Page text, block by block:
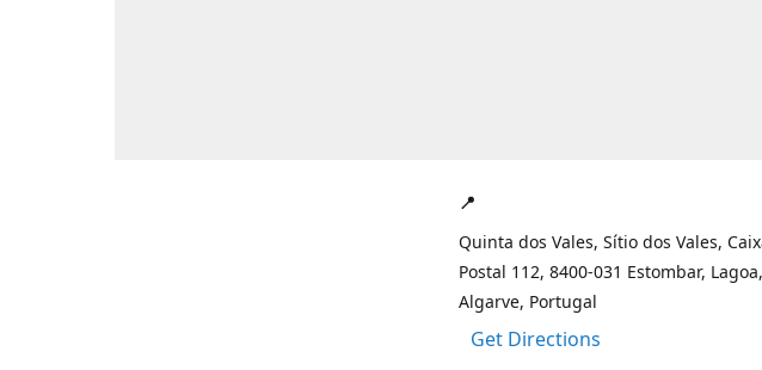
📍
Quinta dos Vales, Sítio dos Vales,
Postal 112, 8400-031 Estombar, Lagoa,
Algarve, Portugal
Get Directions